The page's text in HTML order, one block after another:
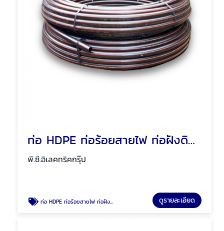
ท่อ HDPE ท่อร้อยสายไฟ ท่อฝังดิน พัทยา ชลบุรี
พี.ซี.อิเลคทริคกรุ๊ป
ท่อ HDPE ท่อร้อยสายไฟ ท่อฝังดิน พัทยา ชลบุรี ดูรายละเอียด